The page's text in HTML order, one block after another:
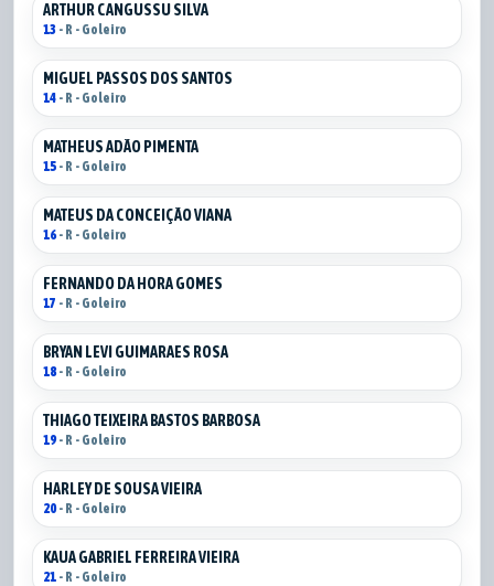
ARTHUR CANGUSSU SILVA
13 - R - Goleiro
MIGUEL PASSOS DOS SANTOS
14 - R - Goleiro
MATHEUS ADÃO PIMENTA
15 - R - Goleiro
MATEUS DA CONCEIÇÃO VIANA
16- R - Goleiro
FERNANDO DA HORA GOMES
17 - R - Goleiro
BRYAN LEVI GUIMARAES ROSA
18- R - Goleiro
THIAGO TEIXEIRA BASTOS BARBOSA
19- R - Goleiro
HARLEY DE SOUSA VIEIRA
20- R - Goleiro
KAUA GABRIEL FERREIRA VIEIRA
21 - R - Goleiro